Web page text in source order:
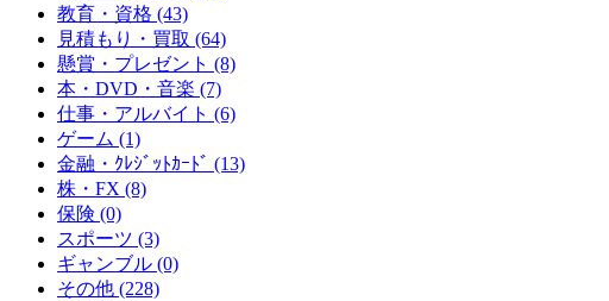
教育・資格 (43)
見積もり・買取 (64)
懸賞・プレゼント (8)
本・DVD・音楽 (7)
仕事・アルバイト (6)
ゲーム (1)
金融・ｸﾚｼﾞｯﾄｶｰﾄﾞ (13)
株・FX (8)
保険 (0)
スポーツ (3)
ギャンブル (0)
その他 (228)